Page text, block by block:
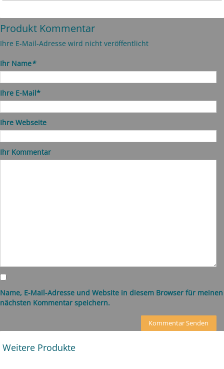
Produkt Kommentar
Ihre E-Mail-Adresse wird nicht veröffentlicht
Ihr Name*
Ihre E-Mail*
Ihre Webseite
Ihr Kommentar
Name, E-Mail-Adresse und Website in diesem Browser für meinen
nächsten Kommentar speichern.
Weitere Produkte